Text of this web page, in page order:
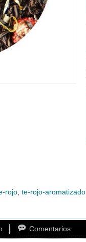
rojo te-rojo-aromatizado
Comentarios